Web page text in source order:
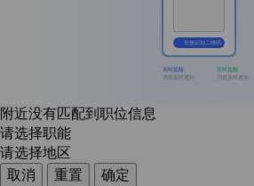
长按识别二维码
实时提醒
消息及时通知
实时提醒
消息及时通知
附近没有匹配到职位信息
请选择职能
请选择地区
取消
重置
确定